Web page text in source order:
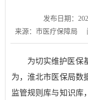
发布日期：
来源：市医疗保障局
为切实维护医保
为，淮北市医保局数
监管规则库与知识库